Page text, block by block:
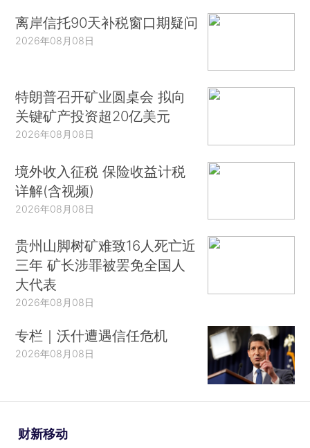
离岸信托90天补税窗口期疑问
2026年08月08日
特朗普召开矿业圆桌会 拟向
关键矿产投资超20亿美元
2026年08月08日
境外收入征税 保险收益计税
详解(含视频)
2026年08月08日
贵州山脚树矿难致16人死亡近
三年 矿长涉罪被罢免全国人
大代表
2026年08月08日
专栏｜沃什遭遇信任危机
2026年08月08日
财新移动